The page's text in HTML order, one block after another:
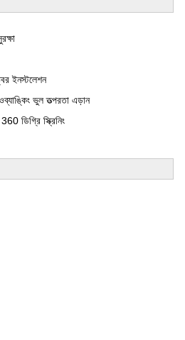
ইনস্টলেশন
ভুল তত্পরতা এড়ান
ডিগ্রি স্ক্রিনিং